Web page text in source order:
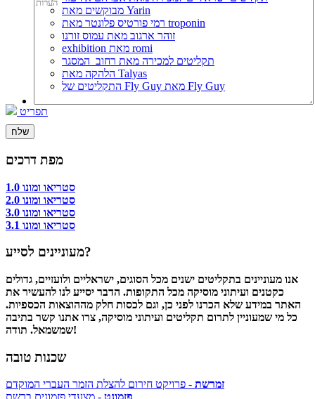
מבוקשים מאת Yarin
רמי פורטיס פלונטר מאת troponin
זוהר ארגוב מאת עמוס זורנו
exhibition מאת romi
תקליטים למכירה מאת רחוב_המסגר
הלהקה מאת Talyas
התקליטים של Fly Guy מאת Fly Guy
תפריט
מפת דרכים
סטריאו ומונו 1.0
סטריאו ומונו 2.0
סטריאו ומונו 3.0
סטריאו ומונו 3.1
מעוניינים לסייע?
אנו מעוניינים בתקליטים ישנים מכל הסוגים, ישראליים ולועזיים, גדולים
כקטנים ועיתוני מוסיקה מכל התקופות. הדבר יסייע לנו להעשיר את
האתר במידע שלא הכרנו לפני כן, וגם לכסות חלק מההוצאות הכספיות.
כל מי שמעוניין לתרום תקליטים ועיתוני מוסיקה, צרו אתנו קשר בתיבה
שמשמאל. תודה!
שכנות טובה
זמרשת - פרויקט חירום להצלת הזמר העברי המוקדם